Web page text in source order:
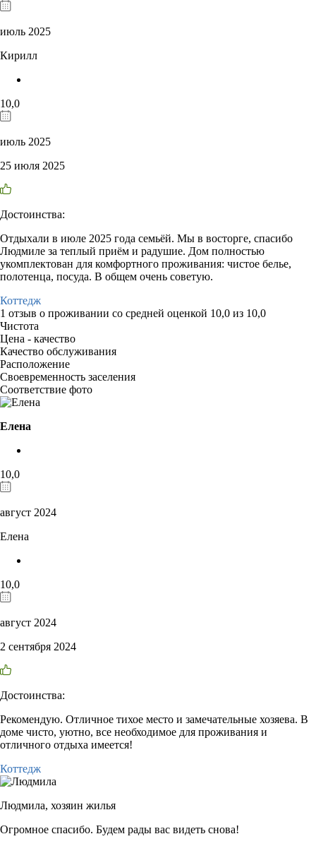
июль 2025
Кирилл
10,0
июль 2025
25 июля 2025
Достоинства:
Отдыхали в июле 2025 года семьёй. Мы в восторге, спасибо
Людмиле за теплый приём и радушие. Дом полностью
укомплектован для комфортного проживания: чистое белье,
полотенца, посуда. В общем очень советую.
Коттедж
1 отзыв о проживании со средней оценкой 10,0 из 10,0
Чистота
Цена - качество
Качество обслуживания
Расположение
Своевременность заселения
Соответствие фото
Елена
10,0
август 2024
Елена
10,0
август 2024
2 сентября 2024
Достоинства:
Рекомендую. Отличное тихое место и замечательные хозяева. В
доме чисто, уютно, все необходимое для проживания и
отличного отдыха имеется!
Коттедж
Людмила, хозяин жилья
Огромное спасибо. Будем рады вас видеть снова!